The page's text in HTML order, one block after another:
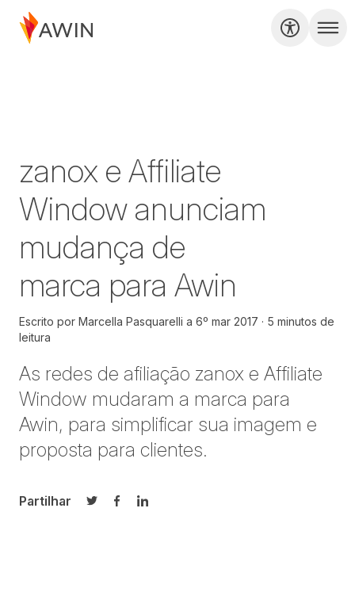
zanox e Affiliate
Window anunciam
mudança de
marca para Awin
Escrito por Marcella Pasquarelli a 6º mar 2017
5 minutos de
leitura
As redes de afiliação zanox e Affiliate
Window mudaram a marca para
Awin, para simplificar sua imagem e
proposta para clientes.
Partilhar
Partilhar no Twitter
Partilhar no Facebook
Partilhar no LinkedIn